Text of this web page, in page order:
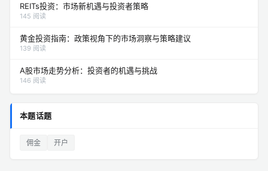
REITs投资：市场新机遇与投资者策略
145 阅读
黄金投资指南：政策视角下的市场洞察与策略建议
139 阅读
A股市场走势分析：投资者的机遇与挑战
146 阅读
本题话题
佣金 开户